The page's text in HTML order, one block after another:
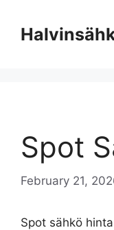
content
Spot
February 21,
Spot sähkö